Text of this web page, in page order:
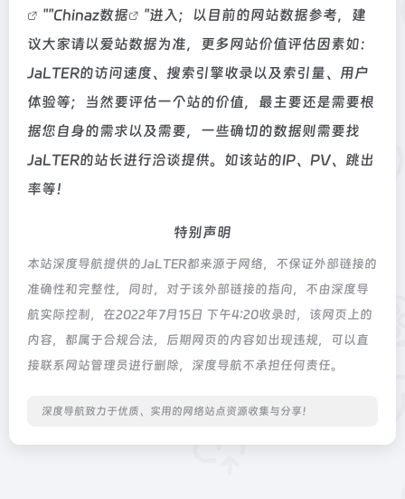
""Chinaz数据
"进入；以目前的网站数据参考，建
议大家请以爱站数据为准，更多网站价值评估因素如：
JaLTER的访问速度、搜索引擎收录以及索引量、用户
体验等；当然要评估一个站的价值，最主要还是需要根
据您自身的需求以及需要，一些确切的数据则需要找
JaLTER的站长进行洽谈提供。如该站的IP、PV、跳出
率等！
特别声明
本站深度导航提供的JaLTER都来源于网络，不保证外部链接的
准确性和完整性，同时，对于该外部链接的指向，不由深度导
航实际控制，在2022年7月15日 下午4:20收录时，该网页上的
内容，都属于合规合法，后期网页的内容如出现违规，可以直
接联系网站管理员进行删除，深度导航不承担任何责任。
深度导航致力于优质、实用的网络站点资源收集与分享！